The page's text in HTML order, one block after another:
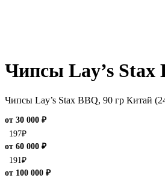
Чипсы Lay’s Stax
Чипсы Lay’s Stax BBQ, 90 гр Китай
от 30 000 ₽
197₽
от 60 000 ₽
191 ₽
от 100 000 ₽